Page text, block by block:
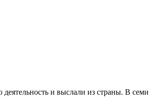
и выслали из страны. В семи